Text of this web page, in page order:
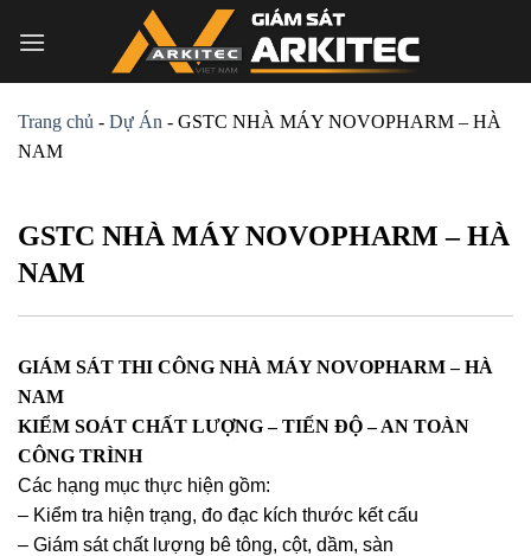
Trang chủ - Dự Án - GSTC NHÀ MÁY NOVOPHARM – HÀ
NAM
GSTC NHÀ MÁY NOVOPHARM – HÀ
NAM
GIÁM SÁT THI CÔNG NHÀ MÁY NOVOPHARM – HÀ
NAM
KIỂM SOÁT CHẤT LƯỢNG – TIẾN ĐỘ – AN TOÀN
CÔNG TRÌNH
Các hạng mục thực hiện gồm:
– Kiểm tra hiện trạng, đo đạc kích thước kết cấu
– Giám sát chất lượng bê tông, cột, dầm, sàn